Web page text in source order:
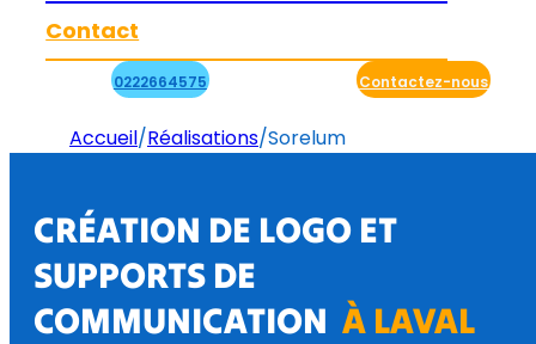
Contact
0222664575 Contactez-nous
Accueil/Réalisations/Sorelum
CRÉATION DE LOGO ET
SUPPORTS DE
COMMUNICATION À LAVAL